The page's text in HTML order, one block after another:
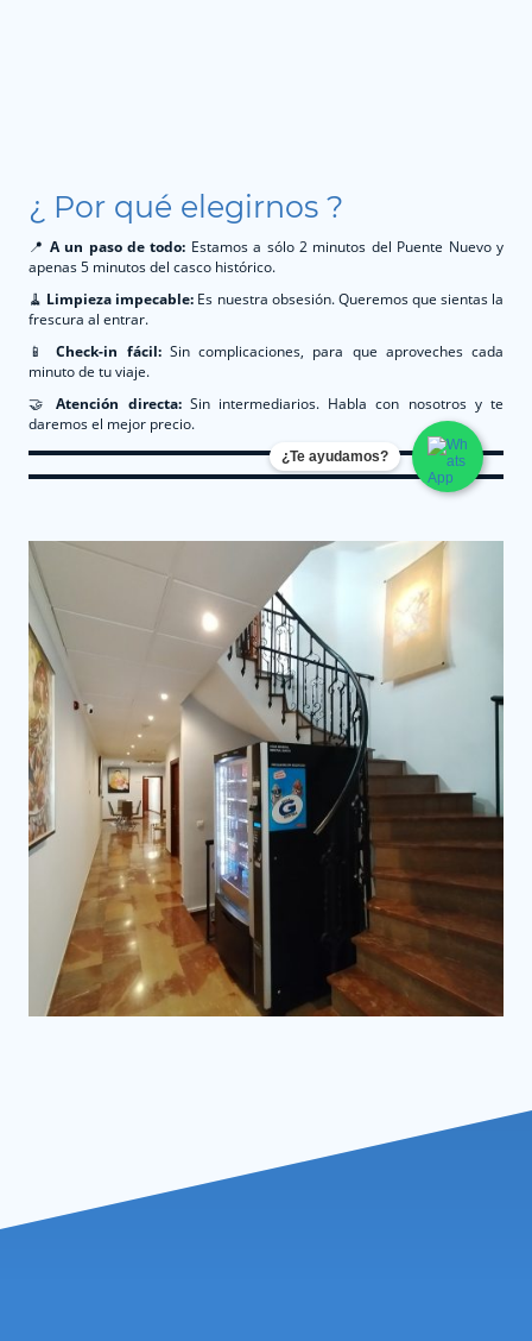
¿ Por qué elegirnos ?
📍 A un paso de todo: Estamos a sólo 2 minutos del Puente Nuevo y
apenas 5 minutos del casco histórico.
🧹 Limpieza impecable: Es nuestra obsesión. Queremos que sientas la
frescura al entrar.
📱Check-in fácil:Sin complicaciones, para que aproveches cada
minuto de tu viaje.
🤝Atención directa:Sin intermediarios. Habla con nosotros y te
daremos el mejor precio.
¿Te ayudamos?